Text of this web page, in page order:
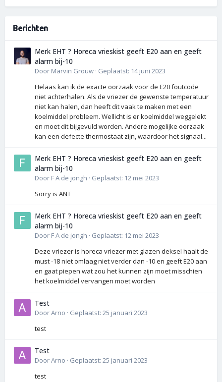
Berichten
Merk EHT ? Horeca vrieskist geeft E20 aan en geeft
alarm bij-10
Door Marvin Grouw · Geplaatst: 14 juni 2023
Helaas kan ik de exacte oorzaak voor de E20 foutcode
niet achterhalen. Als de vriezer de gewenste temperatuur
niet kan halen, dan heeft dit vaak te maken met een
koelmiddel probleem. Wellicht is er koelmiddel weggelekt
en moet dit bijgevuld worden. Andere mogelijke oorzaak
kan een defecte thermostaat zijn, waardoor het signaal...
Merk EHT ? Horeca vrieskist geeft E20 aan en geeft
alarm bij-10
Door F A de jongh · Geplaatst: 12 mei 2023
Sorry is ANT
Merk EHT ? Horeca vrieskist geeft E20 aan en geeft
alarm bij-10
Door F A de jongh · Geplaatst: 12 mei 2023
Deze vriezer is horeca vriezer met glazen deksel haalt de
must -18 niet omlaag niet verder dan -10 en geeft E20 aan
en gaat piepen wat zou het kunnen zijn moet misschien
het koelmiddel vervangen moet worden
Test
DoorArno · Geplaatst: 25 januari 2023
test
Test
DoorArno · Geplaatst: 25 januari 2023
test